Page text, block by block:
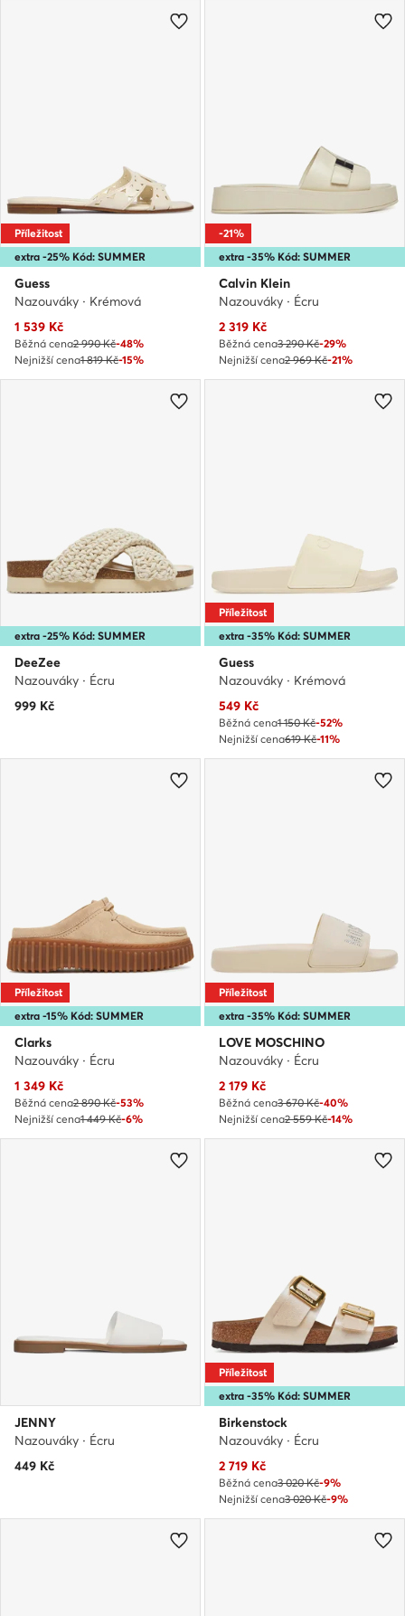
extra -25% Kód: SUMMER
Příležitost
Guess
Nazouváky · Krémová
Aktuální cena
1 539 Kč
Běžná cena2 990 Kč-48%
Nejnižší cena1 819 Kč-15%
extra -35% Kód: SUMMER
-21%
Calvin Klein
Nazouváky · Écru
Aktuální cena
2 319 Kč
Běžná cena3 290 Kč-29%
Nejnižší cena2 969 Kč-21%
extra -25% Kód: SUMMER
DeeZee
Nazouváky · Écru
999 Kč
extra -35% Kód: SUMMER
Příležitost
Guess
Nazouváky · Krémová
Aktuální cena
549 Kč
Běžná cena1 150 Kč-52%
Nejnižší cena619 Kč-11%
extra -15% Kód: SUMMER
Příležitost
Clarks
Nazouváky · Écru
Aktuální cena
1 349 Kč
Běžná cena2 890 Kč-53%
Nejnižší cena1 449 Kč-6%
extra -35% Kód: SUMMER
Příležitost
LOVE MOSCHINO
Nazouváky · Écru
Aktuální cena
2 179 Kč
Běžná cena3 670 Kč-40%
Nejnižší cena2 559 Kč-14%
JENNY
Nazouváky · Écru
449 Kč
extra -35% Kód: SUMMER
Příležitost
Birkenstock
Nazouváky · Écru
Aktuální cena
2 719 Kč
Běžná cena3 020 Kč-9%
Nejnižší cena3 020 Kč-9%